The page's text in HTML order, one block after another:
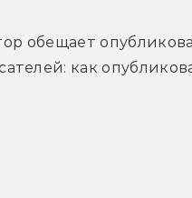
обещает
как